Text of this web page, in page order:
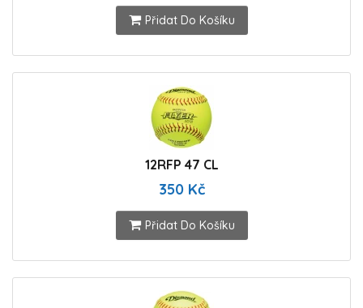
Přidat Do Košíku
12RFP 47 CL
350 Kč
Přidat Do Košíku